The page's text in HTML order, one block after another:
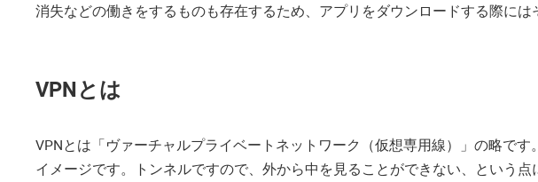
消失などの働きをするものも存在するため、アプリをダウンロードする際には
VPNとは
VPNとは「ヴァーチャルプライベートネットワーク（仮想専用線）」の略で
イメージです。トンネルですので、外から中を見ることができない、という